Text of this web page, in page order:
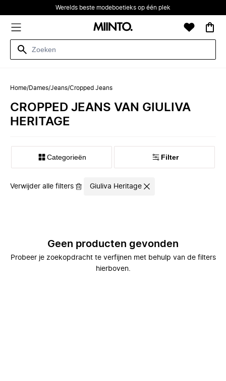
Werelds beste modeboetieks op één plek
Home/Dames/Jeans/Cropped Jeans
CROPPED JEANS VAN GIULIVA
HERITAGE
Categorieën Filter
Verwijder alle filters Giuliva Heritage
Geen producten gevonden
Probeer je zoekopdracht te verfijnen met behulp van de filters
hierboven.